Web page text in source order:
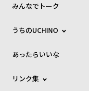
みんなでトーク
うちのUCHINO
あったらいいな
リンク集